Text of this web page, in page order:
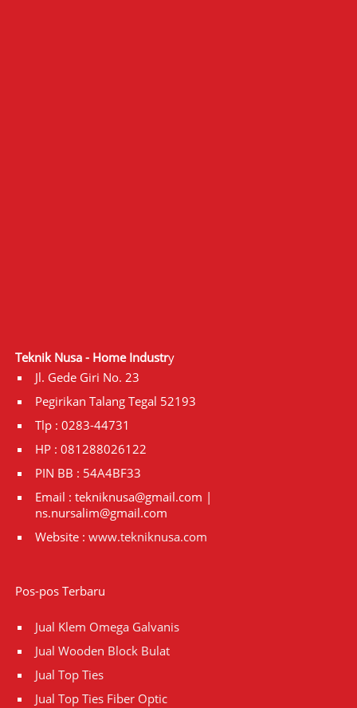
Teknik Nusa - Home Industry
Jl. Gede Giri No. 23
Pegirikan Talang Tegal 52193
Tlp : 0283-44731
HP : 081288026122
PIN BB : 54A4BF33
Email : tekniknusa@gmail.com |
ns.nursalim@gmail.com
Website : www.tekniknusa.com
Pos-pos Terbaru
Jual Klem Omega Galvanis
Jual Wooden Block Bulat
Jual Top Ties
Jual Top Ties Fiber Optic